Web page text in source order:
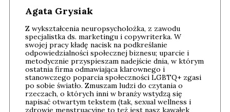
Agata Grysiak
Z wykształcenia neuropsycholożka, z zawodu
specjalistka ds. marketingu i copywriterka. W
swojej pracy kładę nacisk na podkreślanie
odpowiedzialności społecznej biznesu; uparcie i
metodycznie przyspieszam nadejście dnia, w którym
ostatnia firma odmawiająca klarownego i
stanowczego poparcia społeczności LGBTQ+ zgasi
po sobie światło. Zmuszam ludzi do czytania o
rzeczach, o których inni w branży wstydzą się
napisać otwartym tekstem (tak, sexual wellness i
zdrowie menstruacyjne to też jest nasz kawałek